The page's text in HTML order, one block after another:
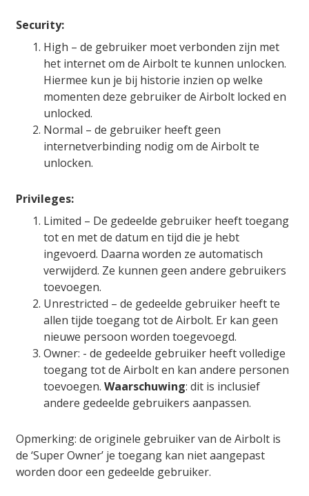
Security:
High – de gebruiker moet verbonden zijn met
het internet om de Airbolt te kunnen unlocken.
Hiermee kun je bij historie inzien op welke
momenten deze gebruiker de Airbolt locked en
unlocked.
Normal – de gebruiker heeft geen
internetverbinding nodig om de Airbolt te
unlocken.
Privileges:
Limited – De gedeelde gebruiker heeft toegang
tot en met de datum en tijd die je hebt
ingevoerd. Daarna worden ze automatisch
verwijderd. Ze kunnen geen andere gebruikers
toevoegen.
Unrestricted – de gedeelde gebruiker heeft te
allen tijde toegang tot de Airbolt. Er kan geen
nieuwe persoon worden toegevoegd.
Owner: - de gedeelde gebruiker heeft volledige
toegang tot de Airbolt en kan andere personen
toevoegen. Waarschuwing: dit is inclusief
andere gedeelde gebruikers aanpassen.
Opmerking: de originele gebruiker van de Airbolt is
de ‘Super Owner’ je toegang kan niet aangepast
worden door een gedeelde gebruiker.